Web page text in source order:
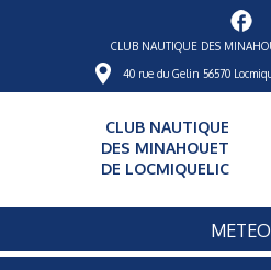
CLUB NAUTIQUE DES
40 rue du Gelin 56570
CLUB NAUTIQUE
DES MINAHOUET
DE LOCMIQUELIC
METEO